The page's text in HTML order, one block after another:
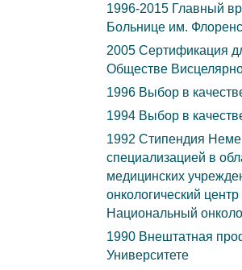
1996-2015 Главный
Больнице им.
2005 Сертификация
Обществе
1996 Выбор в
1994 Выбор в
1992 Стипендия
специализацией в
медицинских
онкологический
Национальный
1990 Внештатная
Университете